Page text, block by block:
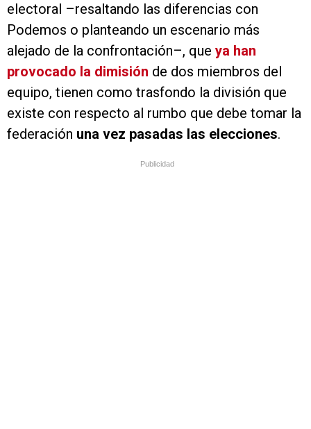
electoral –resaltando las diferencias con
Podemos o planteando un escenario más
alejado de la confrontación–, que ya han
provocado la dimisión de dos miembros del
equipo, tienen como trasfondo la división que
existe con respecto al rumbo que debe tomar la
federación una vez pasadas las elecciones.
Publicidad